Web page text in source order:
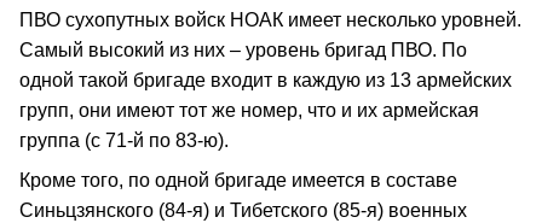
ПВО сухопутных войск НОАК имеет несколько уровней.
Самый высокий из них – уровень бригад ПВО. По
одной такой бригаде входит в каждую из 13 армейских
групп, они имеют тот же номер, что и их армейская
группа (с 71-й по 83-ю).
Кроме того, по одной бригаде имеется в составе
Синьцзянского (84-я) и Тибетского (85-я) военных